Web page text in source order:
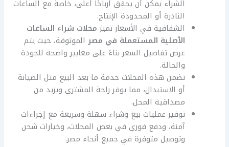
الشراء يمكن أن يحقق أرباحًا أعلى، خاصة مع الساعات
النادرة أو المحدودة الإنتاج.
الشفافية في الأسعار تميزمحلات شراء الساعات
الأصلية المستعملة في مصر الموثوقة، حيث يتم
عرض تفاصيل السعر بناءً على معايير واضحة للجودة
والحالة.
تضمن هذه المحلات خدمة ما بعد البيع مثل الصيانة
أو الاستبدال، مما يوفر راحة المشتري ويزيد من
مصداقية المحل.
توفير عمليات بيع وشراء سهلة وسريعة مع إجراءات
آمنة، ودفع فوري في بعض المحلات، وخيارات شحن
وتوصيل متوفرة في جميع أنحاء مصر.